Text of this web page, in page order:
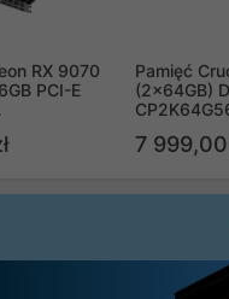
RX 9070
PCI-E
Pamięć
(2x64GB)
7 999,00